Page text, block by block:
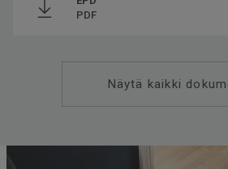
PDF
Näytä kaikki